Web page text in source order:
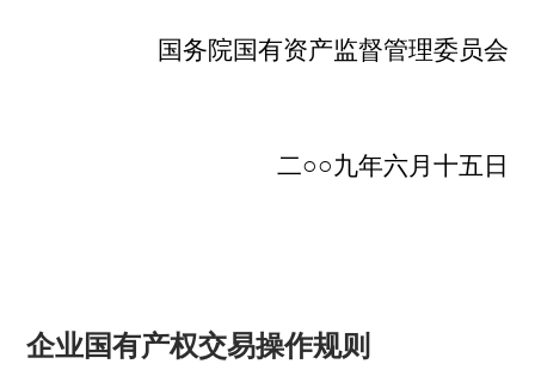
国务院国有资产监督管理委员会
二○○九年六月十五日
企业国有产权交易操作规则